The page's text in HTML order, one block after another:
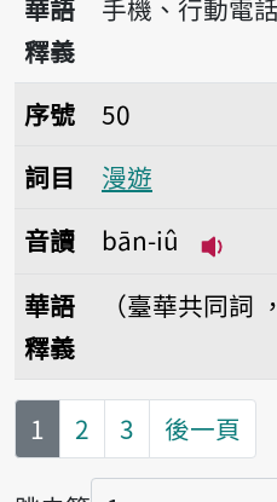
華語
釋義
手機、行動電
序號50漫遊
序號
50
詞目
漫遊
音讀
bān-iû
華語
釋義
（臺華共同詞
第
1 2 3 後一頁